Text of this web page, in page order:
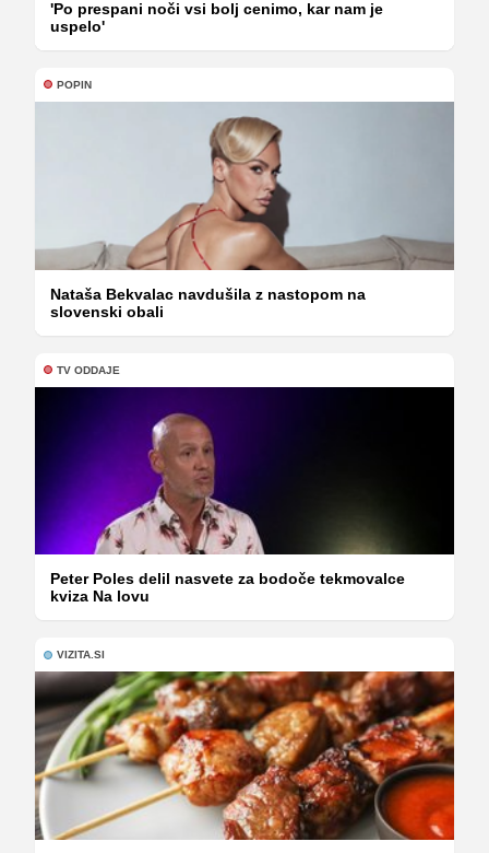
'Po prespani noči vsi bolj cenimo, kar nam je
uspelo'
POPIN
Nataša Bekvalac navdušila z nastopom na
slovenski obali
TV ODDAJE
Peter Poles delil nasvete za bodoče tekmovalce
kviza Na lovu
VIZITA.SI